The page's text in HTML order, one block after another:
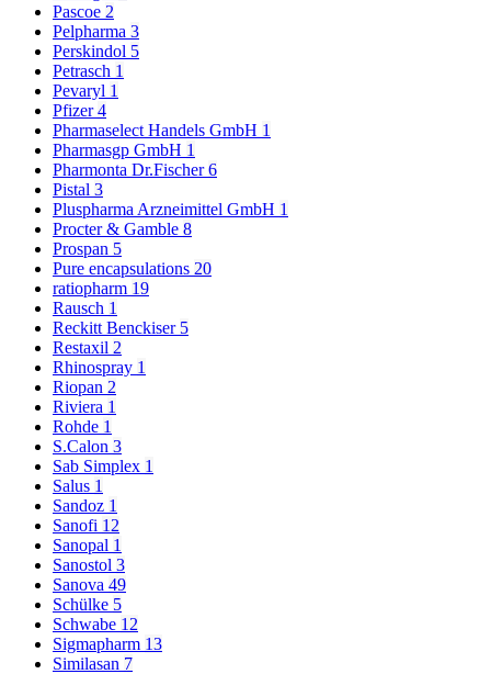
Pascoe 2
Pelpharma 3
Perskindol 5
Petrasch 1
Pevaryl 1
Pfizer4
Pharmaselect Handels GmbH 1
Pharmasgp GmbH 1
Pharmonta Dr.Fischer6
Pistal 3
Pluspharma Arzneimittel GmbH 1
Procter & Gamble 8
Prospan 5
Pure encapsulations 20
ratiopharm 19
Rausch 1
Reckitt Benckiser 5
Restaxil 2
Rhinospray 1
Riopan 2
Riviera 1
Rohde 1
S.Calon 3
Sab Simplex 1
Salus 1
Sandoz 1
Sanofi 12
Sanopal 1
Sanostol 3
Sanova 49
Schülke 5
Schwabe 12
Sigmapharm 13
Similasan 7